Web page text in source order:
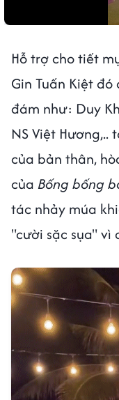
Hỗ trợ cho tiết
Gin Tuấn Kiệt
đám như: Duy
NS Việt
của bản thân,
của Bống bống
tác nhảy múa
"cười sặc sụa" vì